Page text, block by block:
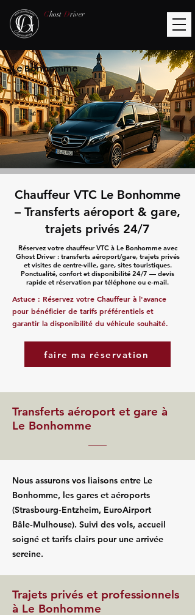
Ghost Driver
Le Bonhomme
Chauffeur VTC Le Bonhomme
– Transferts aéroport & gare,
trajets privés 24/7
Réservez votre chauffeur VTC à Le Bonhomme avec
Ghost Driver : transferts aéroport/gare, trajets privés
et visites de centre-ville, gare, sites touristiques.
Ponctualité, confort et disponibilité 24/7 — devis
rapide et réservation par téléphone ou e‑mail.
Astuce : Réservez votre Chauffeur à l'avance
pour bénéficier de tarifs préférentiels et
garantir la disponibilité du véhicule souhaité.
faire ma réservation
Transferts aéroport et gare à
Le Bonhomme
Nous assurons vos liaisons entre Le
Bonhomme, les gares et aéroports
(Strasbourg‑Entzheim, EuroAirport
Bâle‑Mulhouse). Suivi des vols, accueil
soigné et tarifs clairs pour une arrivée
sereine.
Trajets privés et professionnels
à Le Bonhomme